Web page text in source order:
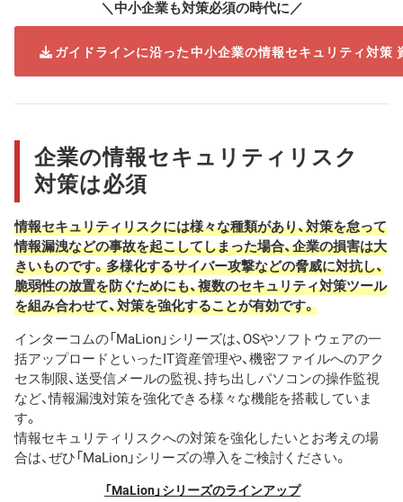
＼中小企業も対策必須の時代に／
ガイドラインに沿った中小企業の情報セキュリティ対策
企業の情報セキュリティリスク
対策は必須
情報セキュリティリスクには様々な種類があり、対策を怠って
情報漏洩などの事故を起こしてしまった場合、企業の損害は大
きいものです。多様化するサイバー攻撃などの脅威に対抗し、
脆弱性の放置を防ぐためにも、複数のセキュリティ対策ツール
を組み合わせて、対策を強化することが有効です。
インターコムの「MaLion」シリーズは、OSやソフトウェアの一
括アップロードといったIT資産管理や、機密ファイルへのアク
セス制限、送受信メールの監視、持ち出しパソコンの操作監視
など、情報漏洩対策を強化できる様々な機能を搭載していま
す。
情報セキュリティリスクへの対策を強化したいとお考えの場
合は、ぜひ「MaLion」シリーズの導入をご検討ください。
「MaLion」シリーズのラインアップ